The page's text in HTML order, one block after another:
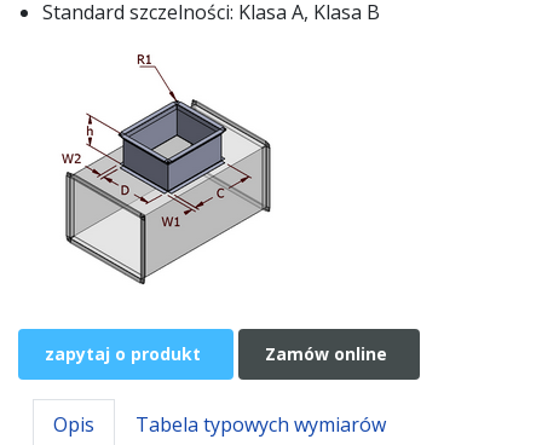
Standard szczelności: Klasa A, Klasa B
zapytaj o produkt Zamów online
Opis
Tabela typowych wymiarów